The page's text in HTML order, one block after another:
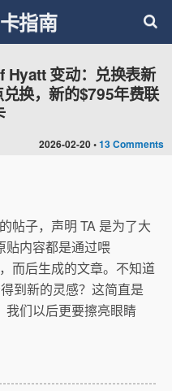
指南
2026-02-20 •13 Comments
Hyatt 变动：兑换表新
换，新的$795年费联
帖子，声明 TA 是为了大
贴内容都是通过喂
而后生成的文章。不知道
到新的灵感？这简直是
我们以后更要擦亮眼睛